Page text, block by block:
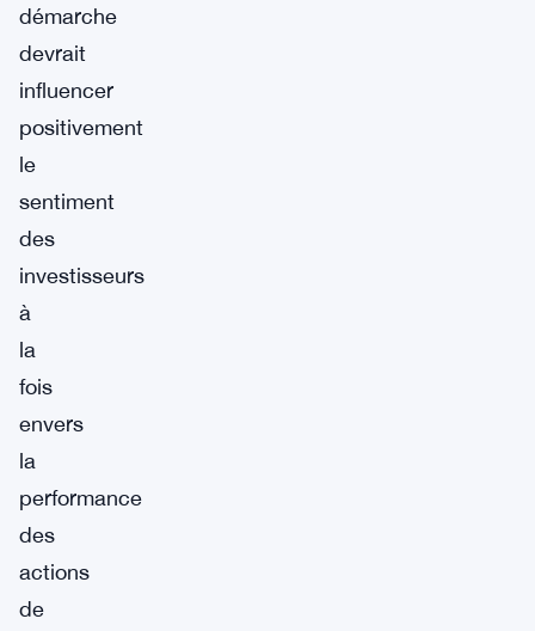
démarche
devrait
influencer
positivement
le
sentiment
des
investisseurs
à
la
fois
envers
la
performance
des
actions
de